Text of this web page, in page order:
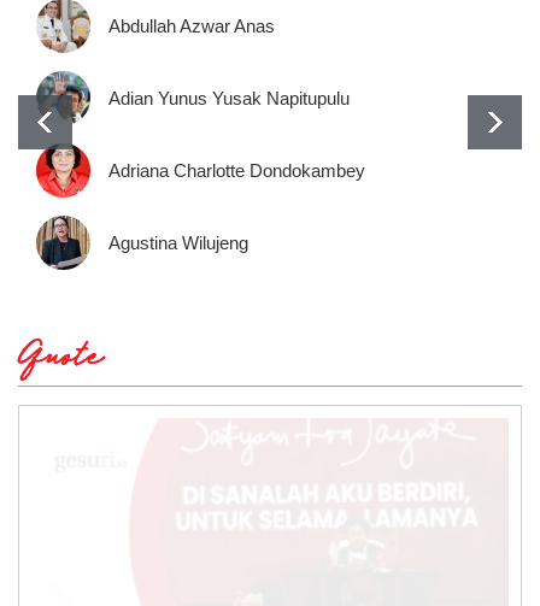
Abdullah Azwar Anas
Adian Yunus Yusak Napitupulu
Adriana Charlotte Dondokambey
Agustina Wilujeng
Quote